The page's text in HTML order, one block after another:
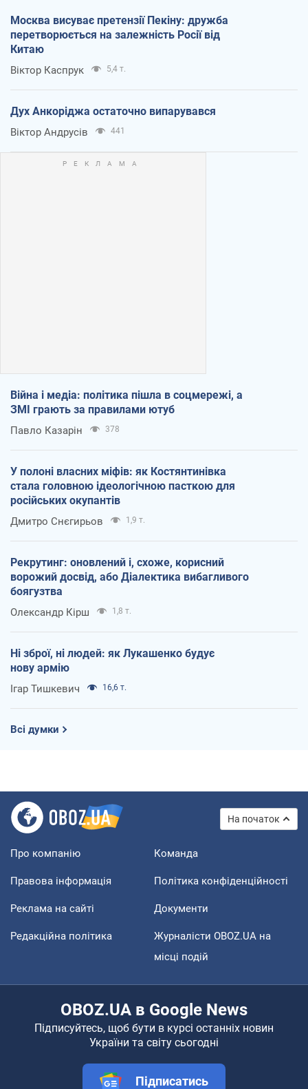
Москва висуває претензії Пекіну: дружба
перетворюється на залежність Росії від
Китаю
Віктор Каспрук 5,4 т.
Дух Анкоріджа остаточно випарувався
Віктор Андрусів 441
Війна і медіа: політика пішла в соцмережі, а
ЗМІ грають за правилами ютуб
Павло Казарін 378
У полоні власних міфів: як Костянтинівка
стала головною ідеологічною пасткою для
російських окупантів
Дмитро Снєгирьов 1,9 т.
Рекрутинг: оновлений і, схоже, корисний
ворожий досвід, або Діалектика вибагливого
боягузтва
Олександр Кірш 1,8 т.
Ні зброї, ні людей: як Лукашенко будує
нову армію
Ігар Тишкевич 16,6 т.
Всі думки
На початок
Про компанію Команда
Правова інформація Політика конфіденційності
Реклама на сайті Документи
Редакційна політика
Журналісти OBOZ.UA на
місці подій
OBOZ.UA в Google News
Підписуйтесь, щоб бути в курсі останніх новин
України та світу сьогодні
Підписатись